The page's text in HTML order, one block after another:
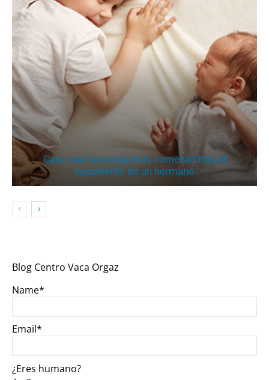
Caso real: la encopresis comenzó tras el
nacimiento de un hermano
Blog Centro Vaca Orgaz
Name*
Email*
¿Eres humano?